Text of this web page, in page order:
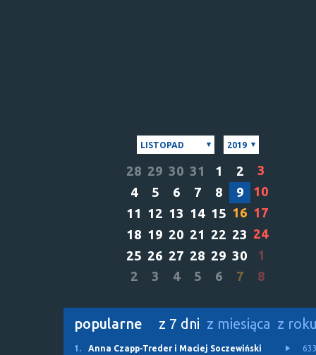
LISTOPAD 2019
28 29 30 31 1 2
3
4
5 6 7 8 9
10
11 12 13 14 15 16 17
18 19 20 21 22 23 24
25 26 27 28 29 30
1
2
3 4 5 6 7 8
popularne z 7 dni z miesiąca z
1. Anna Czapp-Treder i Maciej Soczewiński